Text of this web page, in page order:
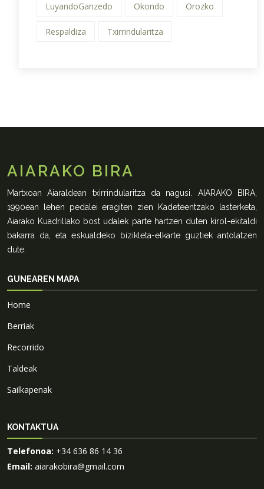
LuyandoGanzedo Okondo Orozko
Respaldiza Txirrindularitza
AIARAKO BIRA
Martxoan Aiaraldean txirrindularitza da nagusi. AIARAKO BIRA,
1990ean lehen pedalei eragiten zien Kadeteentzako lasterketa,
Aiarako Kuadrillako bost udalek parte hartzen duten kirol-ekitaldi
bakarra da, eta eskualdeko bizikleta-elkarte guztiek antolatzen
dute.
GUNEAREN MAPA
Home
Berriak
Recorrido
Taldeak
Sailkapenak
KONTAKTUA
Telefonoa: +34 636 86 14 36
Email: aiarakobira@gmail.com